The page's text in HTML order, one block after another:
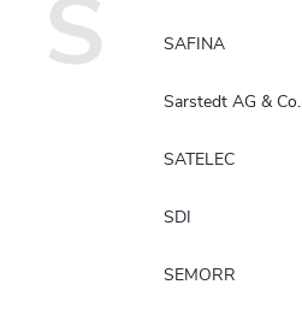
S SAFINA
Sarstedt AG & Co.
SATELEC
SDI
SEMORR